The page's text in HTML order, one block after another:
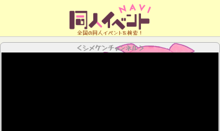
全国の同人イベントを検索！
＜シメケンチャンネル＞